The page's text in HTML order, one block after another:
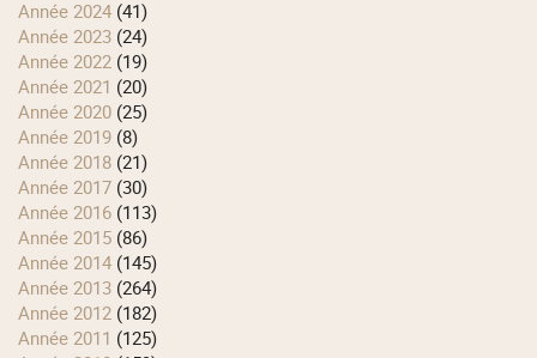
année 2024 (41)
année 2023 (24)
année 2022 (19)
année 2021 (20)
année 2020 (25)
année 2019 (8)
année 2018 (21)
année 2017 (30)
année 2016 (113)
année 2015 (86)
année 2014 (145)
année 2013 (264)
année 2012 (182)
année 2011 (125)